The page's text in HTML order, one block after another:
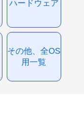
ハードウェア
その他、全OS
用一覧